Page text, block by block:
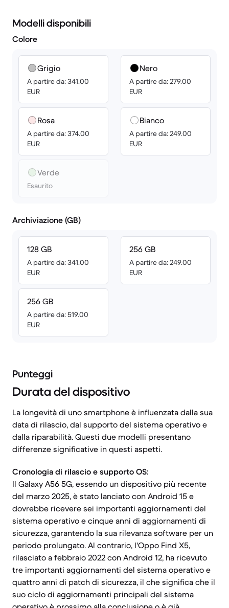
Modelli disponibili
Colore
Grigio
A partire da: 341.00
EUR
Rosa
A partire da: 374.00
EUR
Verde
Esaurito
Nero
A partire da: 279.00
EUR
Bianco
A partire da: 249.00
EUR
Archiviazione (GB)
128 GB
A partire da: 341.00
EUR
256 GB
A partire da: 519.00
EUR
256 GB
A partire da: 249.00
EUR
Punteggi
Durata del dispositivo
La longevità di uno smartphone è influenzata dalla sua
data di rilascio, dal supporto del sistema operativo e
dalla riparabilità. Questi due modelli presentano
differenze significative in questi aspetti.
Cronologia di rilascio e supporto OS:
Il Galaxy A56 5G, essendo un dispositivo più recente
del marzo 2025, è stato lanciato con Android 15 e
dovrebbe ricevere sei importanti aggiornamenti del
sistema operativo e cinque anni di aggiornamenti di
sicurezza, garantendo la sua rilevanza software per un
periodo prolungato. Al contrario, l'Oppo Find X5,
rilasciato a febbraio 2022 con Android 12, ha ricevuto
tre importanti aggiornamenti del sistema operativo e
quattro anni di patch di sicurezza, il che significa che il
suo ciclo di aggiornamenti principali del sistema